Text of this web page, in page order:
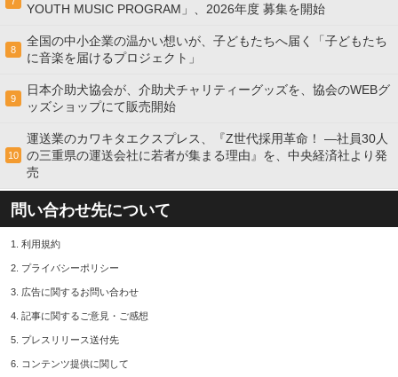
YOUTH MUSIC PROGRAM」、2026年度 募集を開始
8
全国の中小企業の温かい想いが、子どもたちへ届く「子どもたち
に音楽を届けるプロジェクト」
9
日本介助犬協会が、介助犬チャリティーグッズを、協会のWEBグ
ッズショップにて販売開始
10
運送業のカワキタエクスプレス、『Z世代採用革命！ ―社員30人
の三重県の運送会社に若者が集まる理由』を、中央経済社より発
売
問い合わせ先について
1. 利用規約
2. プライバシーポリシー
3. 広告に関するお問い合わせ
4. 記事に関するご意見・ご感想
5. プレスリリース送付先
6. コンテンツ提供に関して